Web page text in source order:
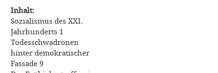
Inhalt:
Sozialismus des XXI.
Jahrhunderts 1
Todesschwadronen
hinter demokratischer
Fassade 9